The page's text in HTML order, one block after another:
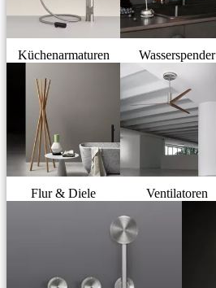
Küchenarmaturen Wasserspender
Flur & Diele Ventilatoren